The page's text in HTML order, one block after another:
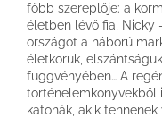
főbb szereplője: a
életben lévő fia, Nicky
országot a háború
életkoruk,
függvényében… A
történelemkönyvekből
katonák, akik